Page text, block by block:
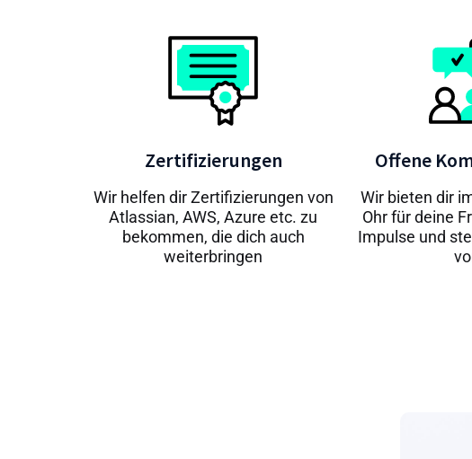
Zertifizierungen
Wir helfen dir Zertifizierungen von
Atlassian, AWS, Azure etc. zu
bekommen, die dich auch
weiterbringen
Offene
Wir bieten dir
Ohr für deine
Impulse und